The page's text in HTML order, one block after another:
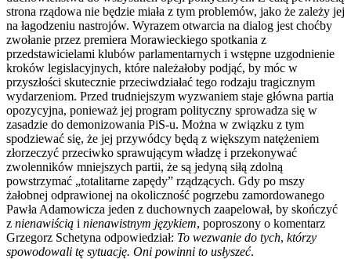
strona rządowa nie będzie miała z tym problemów, jako że zależy jej
na łagodzeniu nastrojów. Wyrazem otwarcia na dialog jest choćby
zwołanie przez premiera Morawieckiego spotkania z
przedstawicielami klubów parlamentarnych i wstępne uzgodnienie
kroków legislacyjnych, które należałoby podjąć, by móc w
przyszłości skutecznie przeciwdziałać tego rodzaju tragicznym
wydarzeniom. Przed trudniejszym wyzwaniem staje główna partia
opozycyjna, ponieważ jej program polityczny sprowadza się w
zasadzie do demonizowania PiS-u. Można w związku z tym
spodziewać się, że jej przywódcy będą z większym natężeniem
złorzeczyć przeciwko sprawującym władzę i przekonywać
zwolenników mniejszych partii, że są jedyną siłą zdolną
powstrzymać „totalitarne zapędy” rządzących. Gdy po mszy
żałobnej odprawionej na okoliczność pogrzebu zamordowanego
Pawła Adamowicza jeden z duchownych zaapelował, by skończyć
z nienawiścią i nienawistnym językiem, poproszony o komentarz
Grzegorz Schetyna odpowiedział: To wezwanie do tych, którzy
spowodowali tę sytuację. Oni powinni to usłyszeć.